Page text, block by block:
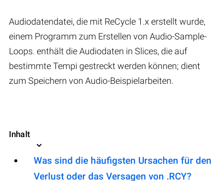
Audiodatendatei, die mit ReCycle 1.x erstellt wurde,
einem Programm zum Erstellen von Audio-Sample-
Loops. enthält die Audiodaten in Slices, die auf
bestimmte Tempi gestreckt werden können; dient
zum Speichern von Audio-Beispielarbeiten.
Inhalt
Was sind die häufigsten Ursachen für den
Verlust oder das Versagen von .RCY?